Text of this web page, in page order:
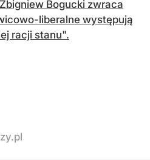
Bogucki zwraca
liberalne występują
racji stanu".